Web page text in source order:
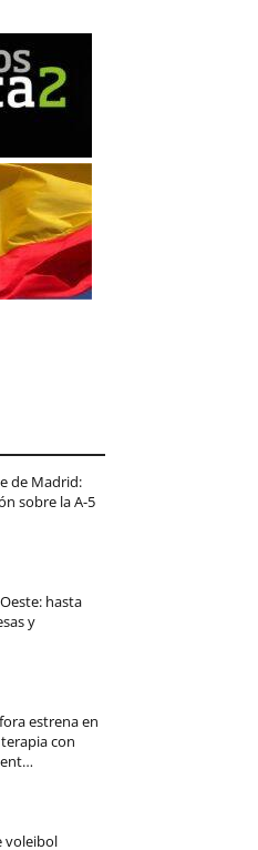
de Madrid:
sobre la A-5
hasta
y
estrena en
con
voleibol